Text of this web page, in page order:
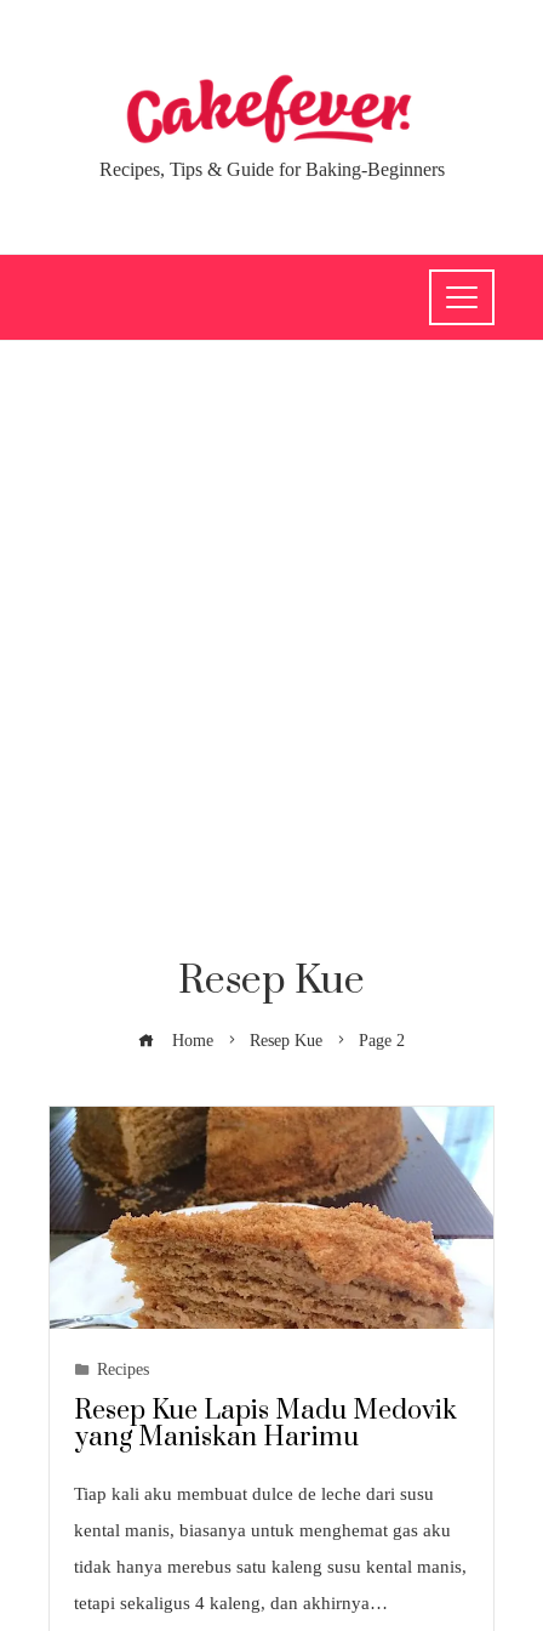
Recipes, Tips & Guide for Baking-Beginners
Resep Kue
Home Resep Kue Page 2
Recipes
Resep Kue Lapis Madu Medovik
yang Maniskan Harimu
Tiap kali aku membuat dulce de leche dari susu
kental manis, biasanya untuk menghemat gas aku
tidak hanya merebus satu kaleng susu kental manis,
tetapi sekaligus 4 kaleng, dan akhirnya…